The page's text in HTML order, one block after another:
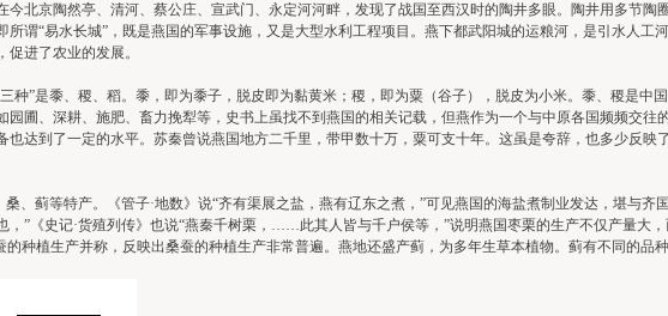
北京陶然亭、清河、蔡公庄、宣武门、永定河河畔，发现了战国至西汉时的陶井多眼。陶井用多节
谓“易水长城”，既是燕国的军事设施，又是大型水利工程项目。燕下都武阳城的运粮河，是引水人
促进了农业的发展。
”是黍、稷、稻。黍，即为黍子，脱皮即为黏黄米；稷，即为粟（谷子），脱皮为小米。黍、稷是中
圃、深耕、施肥、畜力挽犁等，史书上虽找不到燕国的相关记载，但燕作为一个与中原各国频频交
达到了一定的水平。苏秦曾说燕国地方二千里，带甲数十万，粟可支十年。这虽是夸辞，也多少反
蓟等特产。《管子·地数》说“齐有渠展之盐，燕有辽东之煮，”可见燕国的海盐煮制业发达，堪与齐
”《史记·货殖列传》也说“燕秦千树栗，……此其人皆与千户侯等，”说明燕国枣栗的生产不仅产量大
种植生产并称，反映出桑蚕的种植生产非常普遍。燕地还盛产蓟，为多年生草本植物。蓟有不同的品